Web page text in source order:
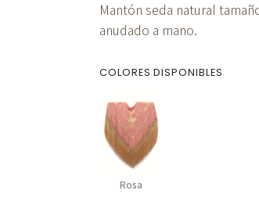
Mantón seda natural
anudado a mano.
COLORES DISPONIBLES
Rosa